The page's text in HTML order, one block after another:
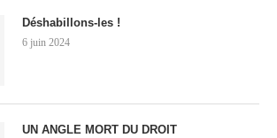
Déshabillons-les !
6 juin 2024
UN ANGLE MORT DU DROIT